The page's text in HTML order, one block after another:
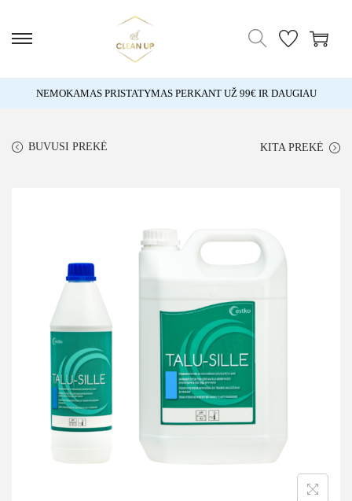
NEMOKAMAS PRISTATYMAS PERKANT UŽ 99€ IR DAUGIAU
BUVUSI PREKĖ KITA PREKĖ